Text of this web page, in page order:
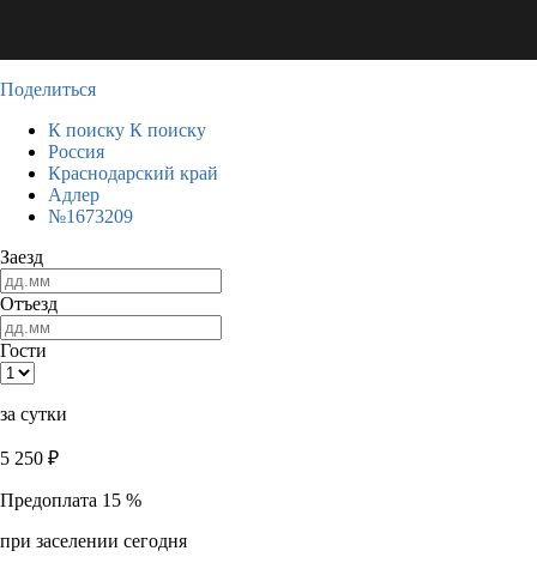
Поделиться
К поиску К поиску
Россия
Краснодарский край
Адлер
№1673209
Заезд
Отъезд
Гости
за сутки
5 250 ₽
Предоплата 15 %
при заселении сегодня